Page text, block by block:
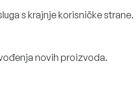
s krajnje korisničke strane.
novih proizvoda.